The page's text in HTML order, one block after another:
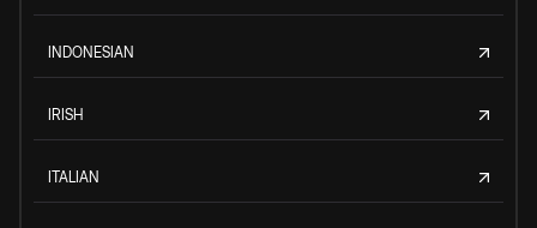
INDONESIAN
IRISH
ITALIAN